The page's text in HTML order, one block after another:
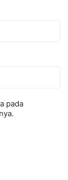
pada